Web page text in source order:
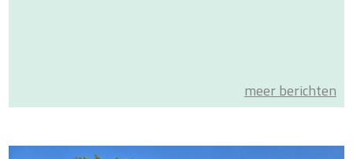
meer berichten